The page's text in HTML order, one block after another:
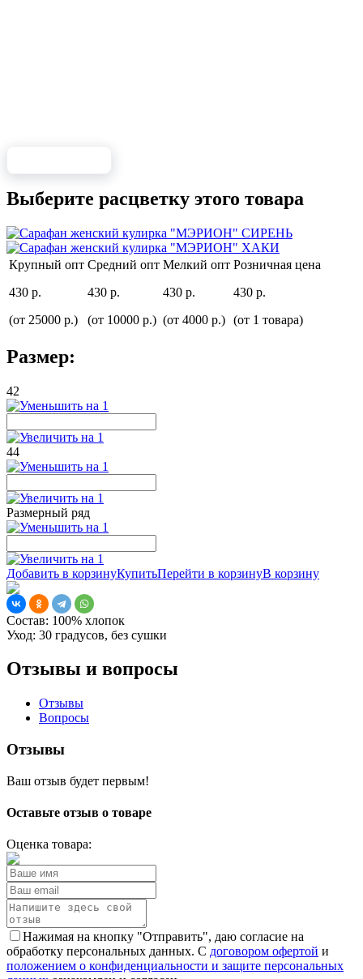
Выберите расцветку этого товара
Крупный опт
430 р.
(от 25000 р.)
Средний опт
430 р.
(от 10000 р.)
Мелкий опт
430 р.
(от 4000 р.)
Розничная цена
430 р.
(от 1 товара)
Размер:
42
44
Размерный ряд
Добавить в корзинуКупитьПерейти в корзинуВ корзину
Состав: 100% хлопок
Уход: 30 градусов, без сушки
Отзывы и вопросы
Отзывы
Вопросы
Отзывы
Ваш отзыв будет первым!
Оставьте отзыв о товаре
Оценка товара:
Нажимая на кнопку "Отправить", даю согласие на
обработку персональных данных. С договором офертой и
положением о конфиденциальности и защите персональных